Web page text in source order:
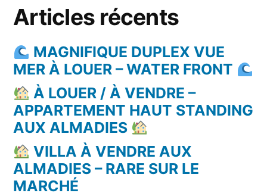
Articles récents
MAGNIFIQUE DUPLEX VUE
MER À LOUER – WATER FRONT
À LOUER / À VENDRE –
APPARTEMENT HAUT STANDING
AUX ALMADIES
VILLA À VENDRE AUX
ALMADIES – RARE SUR LE
MARCHÉ